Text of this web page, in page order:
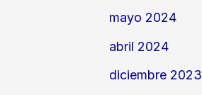
mayo 2024
abril 2024
diciembre 2023